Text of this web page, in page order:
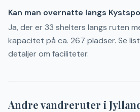
Kan man overnatte langs
Ja, der er 33 shelters langs ruten
kapacitet på ca. 267 pladser. Se
detaljer om faciliteter.
Andre vandreruter i